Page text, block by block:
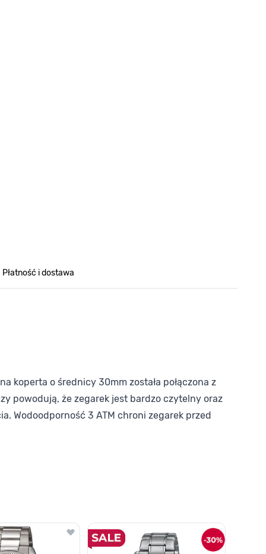
Płatność i dostawa
koperta o średnicy 30mm została połączona z
powodują, że zegarek jest bardzo czytelny oraz
Wodoodporność 3 ATM chroni zegarek przed
nawigacji karuzeli za pomocą linka pomijającego.